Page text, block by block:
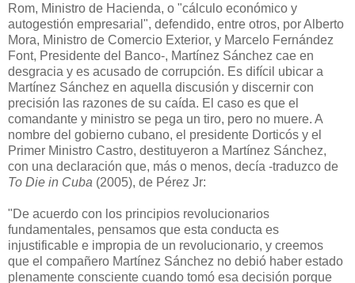
Rom, Ministro de Hacienda, o "cálculo económico y
autogestión empresarial", defendido, entre otros, por Alberto
Mora, Ministro de Comercio Exterior, y Marcelo Fernández
Font, Presidente del Banco-, Martínez Sánchez cae en
desgracia y es acusado de corrupción. Es difícil ubicar a
Martínez Sánchez en aquella discusión y discernir con
precisión las razones de su caída. El caso es que el
comandante y ministro se pega un tiro, pero no muere. A
nombre del gobierno cubano, el presidente Dorticós y el
Primer Ministro Castro, destituyeron a Martínez Sánchez,
con una declaración que, más o menos, decía -traduzco de
To Die in Cuba (2005), de Pérez Jr:
"De acuerdo con los principios revolucionarios
fundamentales, pensamos que esta conducta es
injustificable e impropia de un revolucionario, y creemos
que el compañero Martínez Sánchez no debió haber estado
plenamente consciente cuando tomó esa decisión porque